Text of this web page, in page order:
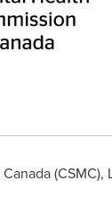
Canada(CSMC),